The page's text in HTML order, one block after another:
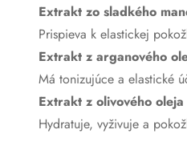
Extrakt zo sladkého
Prispieva k elastickej
Extrakt z arganového
Má tonizujúce a elastické
Extrakt z olivového oleja
Hydratuje, vyživuje a